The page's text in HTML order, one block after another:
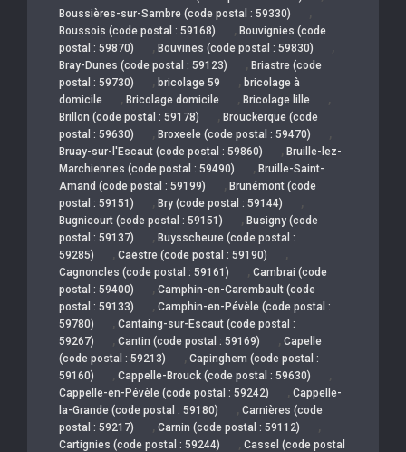
Boussières-sur-Sambre (code postal : 59330) ,
Boussois (code postal : 59168) , Bouvignies (code
postal : 59870)
, Bouvines (code postal : 59830) ,
Bray-Dunes (code postal : 59123) , Briastre (code
postal : 59730)
, bricolage 59 , bricolage à
domicile
, Bricolage domicile , Bricolage lille ,
Brillon (code postal : 59178) , Brouckerque (code
postal : 59630)
, Broxeele (code postal : 59470) ,
Bruay-sur-l'Escaut (code postal : 59860) , Bruille-lez-
Marchiennes (code postal : 59490)
, Bruille-Saint-
Amand (code postal : 59199)
, Brunémont (code
postal : 59151)
, Bry (code postal : 59144) ,
Bugnicourt (code postal : 59151) , Busigny (code
postal : 59137)
, Buysscheure (code postal :
59285)
, Caëstre (code postal : 59190) ,
Cagnoncles (code postal : 59161) , Cambrai (code
postal : 59400)
, Camphin-en-Carembault (code
postal : 59133)
, Camphin-en-Pévèle (code postal :
59780)
, Cantaing-sur-Escaut (code postal :
59267)
, Cantin (code postal : 59169) , Capelle
(code postal : 59213)
, Capinghem (code postal :
59160)
, Cappelle-Brouck (code postal : 59630) ,
Cappelle-en-Pévèle (code postal : 59242) , Cappelle-
la-Grande (code postal : 59180)
, Carnières (code
postal : 59217)
, Carnin (code postal : 59112) ,
Cartignies (code postal : 59244) , Cassel (code postal